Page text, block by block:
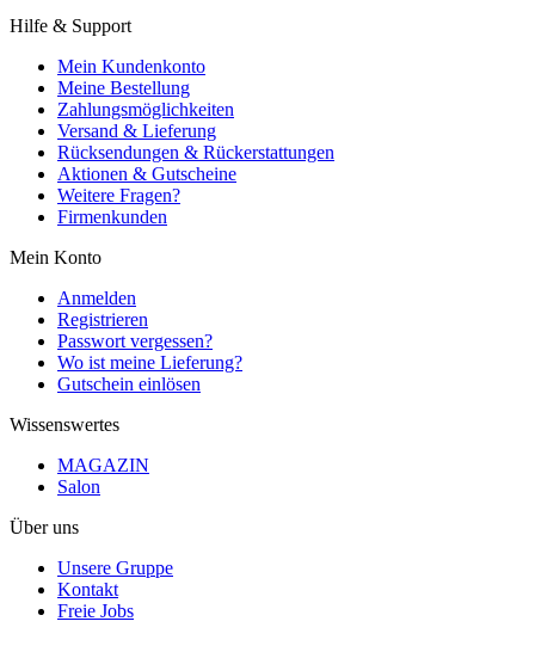
Hilfe & Support
Mein Kundenkonto
Meine Bestellung
Zahlungsmöglichkeiten
Versand & Lieferung
Rücksendungen & Rückerstattungen
Aktionen & Gutscheine
Weitere Fragen?
Firmenkunden
Mein Konto
Anmelden
Registrieren
Passwort vergessen?
Wo ist meine Lieferung?
Gutschein einlösen
Wissenswertes
MAGAZIN
Salon
Über uns
Unsere Gruppe
Kontakt
Freie Jobs